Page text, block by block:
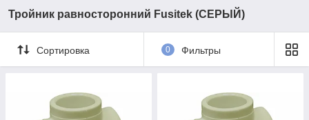
Тройник равносторонний Fusitek (СЕРЫЙ)
Сортировка 0 Фильтры